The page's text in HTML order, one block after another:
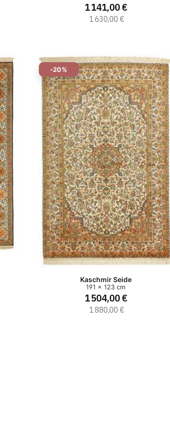
1 141,00 €
1 630,00 €
-20%
Kaschmir Seide
191 x 123 cm
1 504,00 €
1 880,00 €